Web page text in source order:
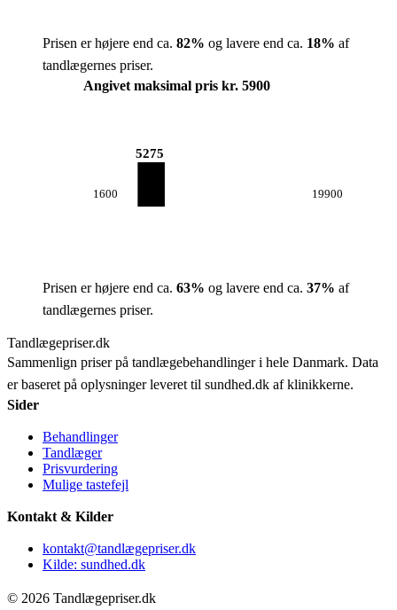
Prisen er højere end ca. 82% og lavere end ca. 18% af
tandlægernes priser.
Angivet maksimal pris kr. 5900
1600
5275
19900
Prisen er højere end ca. 63% og lavere end ca. 37% af
tandlægernes priser.
Tandlægepriser.dk
Sammenlign priser på tandlægebehandlinger i hele Danmark. Data
er baseret på oplysninger leveret til sundhed.dk af klinikkerne.
Sider
Behandlinger
Tandlæger
Prisvurdering
Mulige tastefejl
Kontakt & Kilder
kontakt@tandlægepriser.dk
Kilde: sundhed.dk
© 2026 Tandlægepriser.dk